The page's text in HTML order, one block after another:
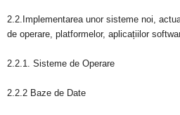
2.2.Implementarea unor sisteme noi,
de operare, platformelor, aplicațiilor
2.2.1. Sisteme de Operare
2.2.2 Baze de Date